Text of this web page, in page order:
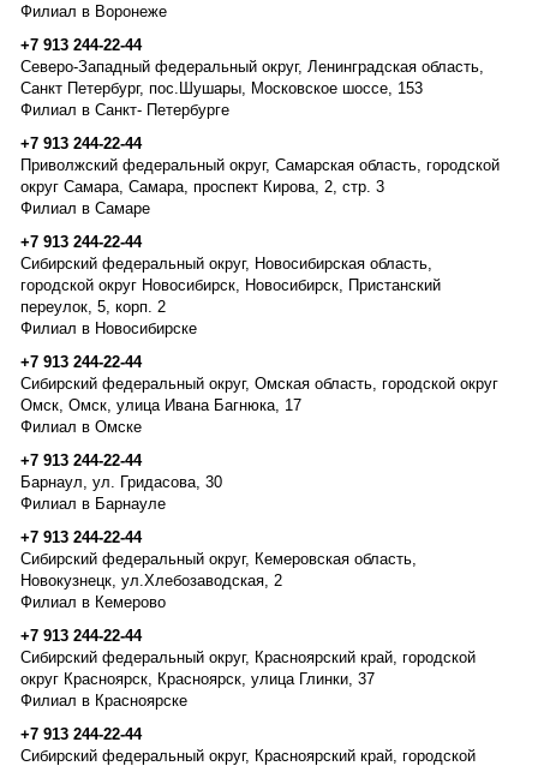
Филиал в Воронеже
+7 913 244-22-44
Северо-Западный федеральный округ, Ленинградская область,
Санкт Петербург, пос.Шушары, Московское шоссе, 153
Филиал в Санкт- Петербурге
+7 913 244-22-44
Приволжский федеральный округ, Самарская область, городской
округ Самара, Самара, проспект Кирова, 2, стр. 3
Филиал в Самаре
+7 913 244-22-44
Сибирский федеральный округ, Новосибирская область,
городской округ Новосибирск, Новосибирск, Пристанский
переулок, 5, корп. 2
Филиал в Новосибирске
+7 913 244-22-44
Сибирский федеральный округ, Омская область, городской округ
Омск, Омск, улица Ивана Багнюка, 17
Филиал в Омске
+7 913 244-22-44
Барнаул, ул. Гридасова, 30
Филиал в Барнауле
+7 913 244-22-44
Сибирский федеральный округ, Кемеровская область,
Новокузнецк, ул.Хлебозаводская, 2
Филиал в Кемерово
+7 913 244-22-44
Сибирский федеральный округ, Красноярский край, городской
округ Красноярск, Красноярск, улица Глинки, 37
Филиал в Красноярске
+7 913 244-22-44
Сибирский федеральный округ, Красноярский край, городской